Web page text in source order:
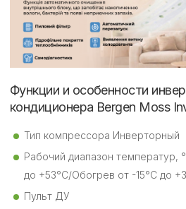
Функции и особенности
кондиционера Bergen Moss
Тип компрессора Инверторный
Рабочий диапазон температур,
до +53°С/Обогрев от -15°С до
Пульт ДУ